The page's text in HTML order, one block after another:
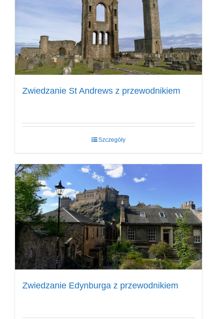
Zwiedzanie St Andrews z przewodnikiem
Szczegóły
Zwiedzanie Edynburga z przewodnikiem